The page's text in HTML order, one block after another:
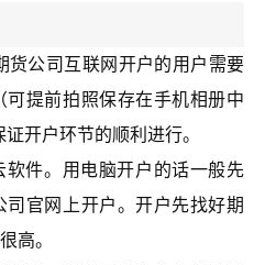
货公司互联网开户的用户需要
提前拍照保存在手机相册中
开户环节的顺利进行。
件。用电脑开户的话一般先
官网上开户。开户先找好期
高。